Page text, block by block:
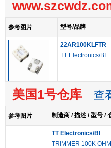
参考图片 型号/品牌
22AR100KLFTR
TT Electronics/BI
美国1号仓库 查
参考图片 制造商 / 描述 / 型号 /
TT Electronics/BI
TRIMMER 100K